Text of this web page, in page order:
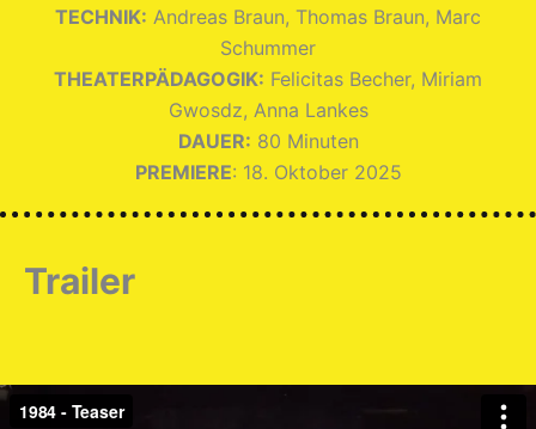
TECHNIK: Andreas Braun, Thomas Braun, Marc
Schummer
THEATERPÄDAGOGIK: Felicitas Becher, Miriam
Gwosdz, Anna Lankes
DAUER: 80 Minuten
PREMIERE: 18. Oktober 2025
Trailer